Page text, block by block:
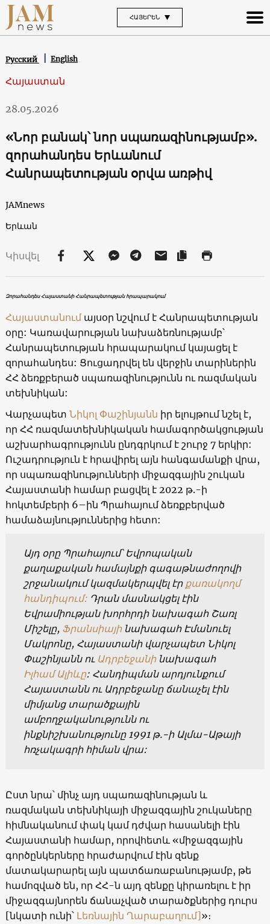
ՀԱՅԵՐԵՆ
Русский English
Հայաստան
28.05.2026
«Նոր բանակ՝ նոր սպառազինությամբ».
զորահանդես Երևանում
Հանրապետության օրվա առթիվ
JAMnews
Երևան
Կիսվել
Զորահանդես Հայաստանի Հանրապետության հրապարակում
Հայաստանում այսօր նշվում է Հանրապետության
օրը: Կառավարության նախաձեռնությամբ՝
Հանրապետության հրապարակում կայացել է
զորահանդես: Ցուցադրվել են վերջին տարիներին
ՀՀ ձեռքբերած սպառազինությունն ու ռազմական
տեխնիկան:
Վարչապետ Նիկոլ Փաշինյանն իր ելույթում նշել է,
որ ՀՀ ռազմատեխնիկական համագործակցության
աշխարհագրությունն ընդգրկում է շուրջ 7 երկիր:
Ուշադրություն է հրավիրել այն հանգամանքի վրա,
որ սպառազինությունների միջազգային շուկան
Հայաստանի համար բացվել է 2022 թ.-ի
հոկտեմբերի 6–ին Պրահայում ձեռքբերված
համաձայնություններից հետո:
Այդ օրը Պրահայում՝ Եվրոպական
քաղաքական համայնքի գագաթնաժողովի
շրջանակում կազմակերպվել էր քառակողմ
հանդիպում:Դրան մասնակցել էին
Եվրամիության խորհրդի նախագահ Շառլ
Միշելը, Ֆրանսիայի նախագահ Էմանուել
Մակրոնը, Հայաստանի վարչապետ Նիկոլ
Փաշինյանն ու Ադրբեջանինախագահ
Իլհամ Ալիևը: Հանդիպման արդյունքում
Հայաստանն ու Ադրբեջանը ճանաչել էին
միմյանց տարածքային
ամբողջականությունն ու
ինքնիշխանությունը 1991 թ.-ի Ալմա-Աթայի
հռչակագրի հիման վրա:
Ըստ նրա՝ մինչ այդ սպառազինության և
ռազմական տեխնիկայի միջազգային շուկաները
հիմնականում փակ կամ դժվար հասանելի էին
Հայաստանի համար, որովհետև «միջազգային
գործընկերները հրաժարվում էին զենք
մատակարարել այն պատճառաբանությամբ, թե
համոզված են, որ ՀՀ-ն այդ զենքը կիրառելու է իր
միջազգայնորեն ճանաչված տարածքներից դուրս
[նկատի ունի՝ Լեռնային Ղարաբաղում]»։